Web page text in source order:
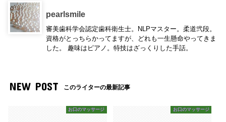
pearlsmile
審美歯科学会認定歯科衛生士。NLPマスター。柔道弐段。
資格がとっちらかってますが、どれも一生懸命やってきま
した。 趣味はピアノ。特技はざっくりした手話。
NEW POST このライターの最新記事
お口のマッサージ お口のマッサージ